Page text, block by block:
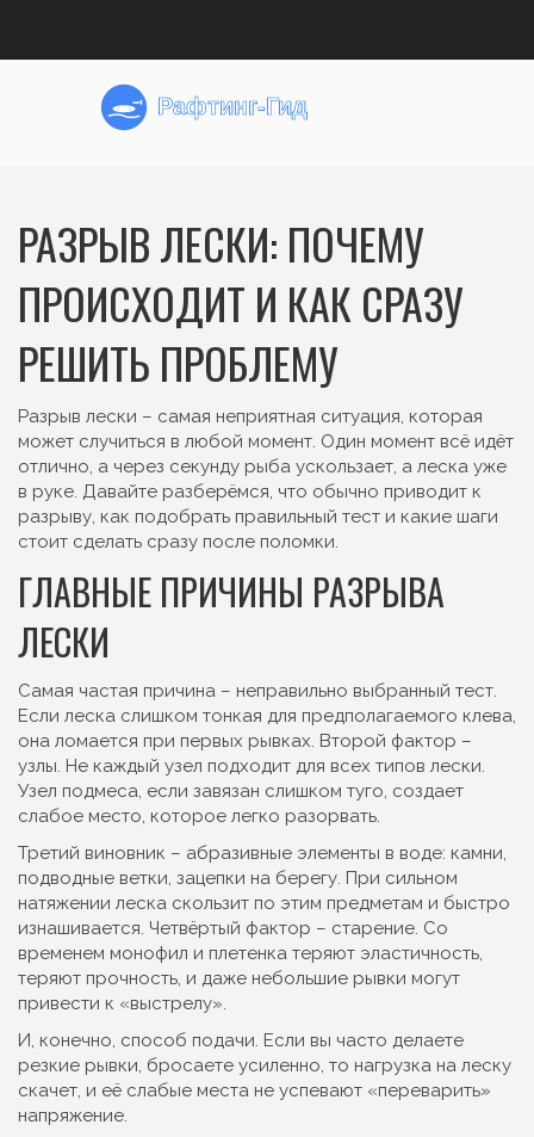
РАЗРЫВ ЛЕСКИ: ПОЧЕМУ
ПРОИСХОДИТ И КАК СРАЗУ
РЕШИТЬ ПРОБЛЕМУ
Разрыв лески – самая неприятная ситуация, которая
может случиться в любой момент. Один момент всё идёт
отлично, а через секунду рыба ускользает, а леска уже
в руке. Давайте разберёмся, что обычно приводит к
разрыву, как подобрать правильный тест и какие шаги
стоит сделать сразу после поломки.
ГЛАВНЫЕ ПРИЧИНЫ РАЗРЫВА
ЛЕСКИ
Самая частая причина – неправильно выбранный тест.
Если леска слишком тонкая для предполагаемого клевa,
она ломается при первых рывках. Второй фактор –
узлы. Не каждый узел подходит для всех типов лески.
Узел подмеса, если завязан слишком туго, создает
слабое место, которое легко разорвать.
Третий виновник – абразивные элементы в воде: камни,
подводные ветки, зацепки на берегу. При сильном
натяжении леска скользит по этим предметам и быстро
изнашивается. Четвёртый фактор – старение. Со
временем монофил и плетенка теряют эластичность,
теряют прочность, и даже небольшие рывки могут
привести к «выстрелу».
И, конечно, способ подачи. Если вы часто делаете
резкие рывки, бросаете усиленно, то нагрузка на леску
скачет, и её слабые места не успевают «переварить»
напряжение.